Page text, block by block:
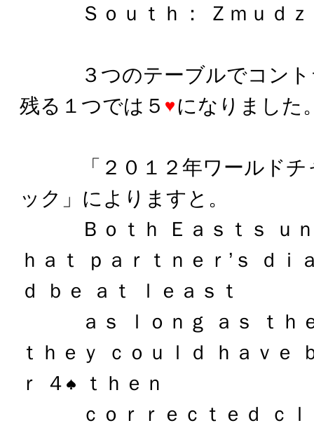
Ｓｏｕｔｈ： Ｚｍｕｄｚ
３つのテーブルでコント
残る１つでは５
になりました
「２０１２年ワールドチ
ック」によりますと。
Ｂｏｔｈ Ｅａｓｔｓ ｕｎ
ｈａｔ ｐａｒｔｎｅｒ’ｓ ｄｉ
ｄ ｂｅ ａｔ ｌｅａｓｔ
ａｓ ｌｏｎｇ ａｓ ｔｈｅ
ｔｈｅｙ ｃｏｕｌｄ ｈａｖｅ
ｒ ４
ｔｈｅｎ
ｃｏｒｒｅｃｔｅｄ ｃｌ